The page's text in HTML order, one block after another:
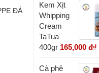
ĐÁ
Kem Xịt
Whipping
Cream
TaTua
400gr 165,000 đ₫
Cà phê